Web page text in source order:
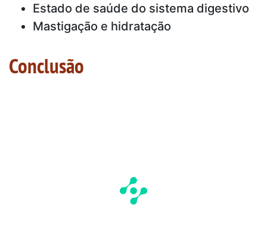
Estado de saúde do sistema digestivo
Mastigação e hidratação
Conclusão